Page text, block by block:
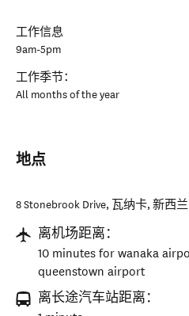
工作信息
9am-5pm
工作季节：
All months of the year
地点
8 Stonebrook Drive, 瓦纳卡, 新西兰
离机场距离：
10 minutes for wanaka
queenstown airport
离长途汽车站距离：